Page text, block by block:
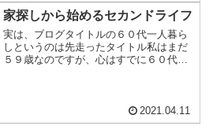
家探しから始めるセカンドライフ
実は、ブログタイトルの６０代一人暮ら
しというのは先走ったタイトル私はまだ
５９歳なのですが、心はすでに６０代へ
2021.04.11